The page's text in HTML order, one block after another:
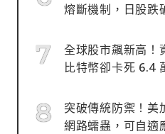
熔斷機制，日股跌
全球股市飆新高！
比特幣卻卡死 6.4
突破傳統防禦！美
網路蠕蟲，可自適